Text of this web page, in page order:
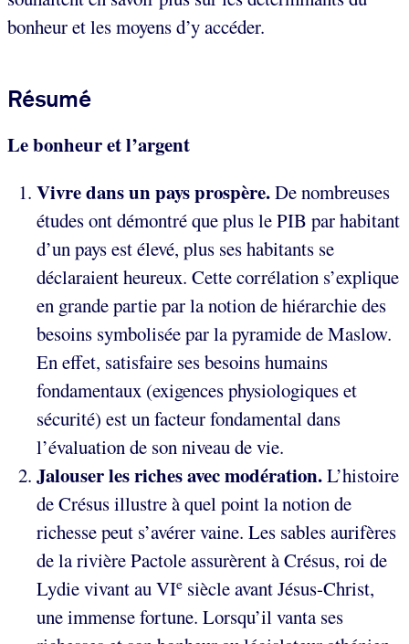
bonheur et les moyens d’y accéder.
Résumé
Le bonheur et l’argent
Vivre dans un pays prospère.De nombreuses
études ont démontré que plus le PIB par habitant
d’un pays est élevé, plus ses habitants se
déclaraient heureux. Cette corrélation s’explique
en grande partie par la notion de hiérarchie des
besoins symbolisée par la pyramide de Maslow.
En effet, satisfaire ses besoins humains
fondamentaux (exigences physiologiques et
sécurité) est un facteur fondamental dans
l’évaluation de son niveau de vie.
Jalouser les riches avec modération.L’histoire
de Crésus illustre à quel point la notion de
richesse peut s’avérer vaine. Les sables aurifères
de la rivière Pactole assurèrent à Crésus, roi de
Lydie vivant au VIe siècle avant Jésus-Christ,
une immense fortune. Lorsqu’il vanta ses